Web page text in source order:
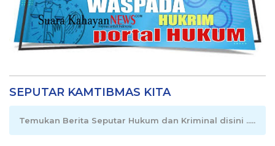
SEPUTAR KAMTIBMAS KITA
Temukan Berita Seputar Hukum dan Kriminal disini .....